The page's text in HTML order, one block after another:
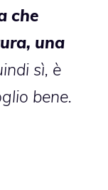
che
una
sì, è
bene.